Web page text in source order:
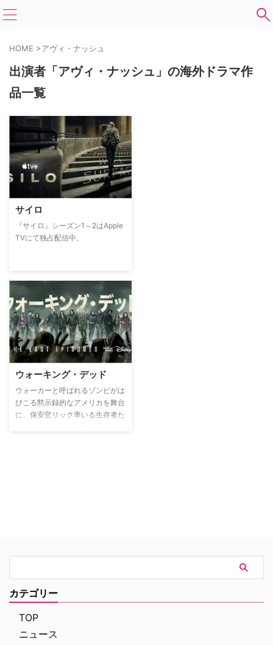
HOME >アヴィ・ナッシュ
出演者「アヴィ・ナッシュ」の海外ドラマ作
品一覧
サイロ
『サイロ』シーズン1～2はApple
TVにて独占配信中。
ウォーキング・デッド
ウォーカーと呼ばれるゾンビがは
びこる黙示録的なアメリカを舞台
に、保安官リック率いる生存者た
カテゴリー
TOP
ニュース